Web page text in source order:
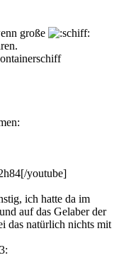
große
youtube]
ich hatte da im
auf das Gelaber der
das natürlich nichts mit